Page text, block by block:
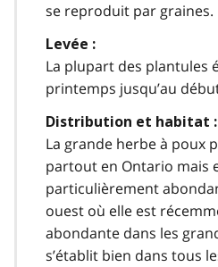
se reproduit par graines.
Levée :
La plupart des plantules
printemps jusqu’au
Distribution et habitat :
La grande herbe à poux
partout en Ontario mais
particulièrement
ouest où elle est
abondante dans les
s’établit bien dans tous